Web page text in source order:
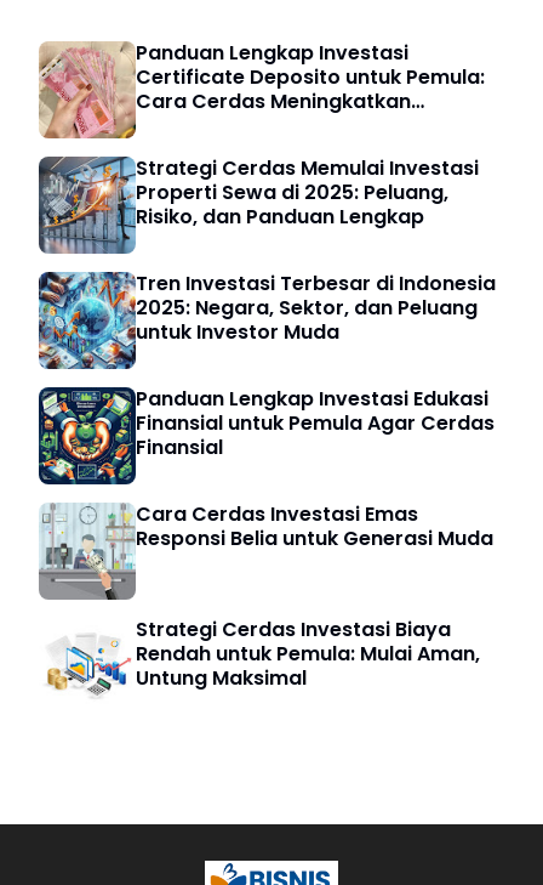
Panduan Lengkap Investasi
Certificate Deposito untuk Pemula:
Cara Cerdas Meningkatkan
Strategi Cerdas Memulai Investasi
Properti Sewa di 2025: Peluang,
Risiko, dan Panduan Lengkap
Tren Investasi Terbesar di Indonesia
2025: Negara, Sektor, dan Peluang
untuk Investor Muda
Panduan Lengkap Investasi Edukasi
Finansial untuk Pemula Agar Cerdas
Finansial
Cara Cerdas Investasi Emas
Responsi Belia untuk Generasi Muda
Strategi Cerdas Investasi Biaya
Rendah untuk Pemula: Mulai Aman,
Untung Maksimal